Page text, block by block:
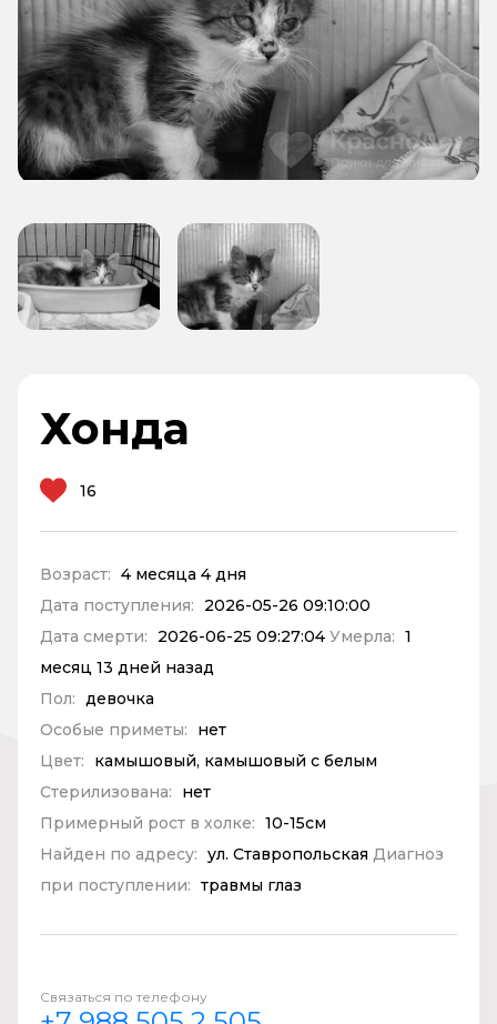
Хонда
16
Возраст: 4 месяца 4 дня
Дата поступления:
2026-05-26 09:10:00
Дата смерти:
2026-06-25 09:27:04 Умерла: 1
месяц 13 дней назад
Пол: девочка
Особые приметы:
нет
Цвет:
камышовый, камышовый с белым
Стерилизована:
нет
Примерный рост в холке: 10-15см
Найден по адресу: ул. Ставропольская Диагноз
при поступлении: травмы глаз
Связаться по телефону